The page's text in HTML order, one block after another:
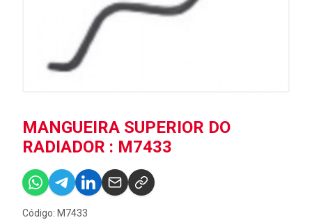
MANGUEIRA SUPERIOR DO
RADIADOR : M7433
Código: M7433